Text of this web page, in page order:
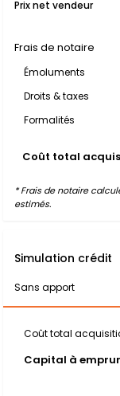
Prix net vendeur
Frais de notaire
Émoluments
Droits & taxes
Formalités
Coût total
* Frais de notaire
estimés.
Simulation crédit
Sans apport
Coût total
Capital à